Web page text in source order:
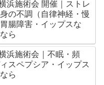
浜施術会 開催｜ストレ
の不調（自律神経・慢
腸障害・イップスな
ら
浜施術会｜不眠・頻
スペプシア・イップス
ら